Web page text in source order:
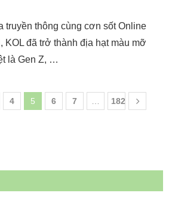
truyền thông cùng cơn sốt Online
KOL đã trở thành địa hạt màu mỡ
là Gen Z, …
4 5 6 7 182